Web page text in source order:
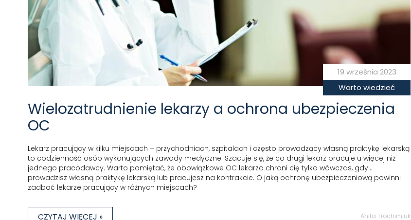
19 września 2023
Warto wiedzieć
Wielozatrudnienie lekarzy a ochrona ubezpieczenia
OC
Lekarz pracujący w kilku miejscach – przychodniach, szpitalach i często prowadzący własną praktykę lekarską
to codzienność osób wykonujących zawody medyczne. Szacuje się, że co drugi lekarz pracuje u więcej niż
jednego pracodawcy. Warto pamiętać, że obowiązkowe OC lekarza chroni cię tylko wówczas, gdy…
prowadzisz własną praktykę lekarską lub pracujesz na kontrakcie. O jaką ochronę ubezpieczeniową powinni
zadbać lekarze pracujący w różnych miejscach?
CZYTAJ WIĘCEJ » Anita Trochimiuk